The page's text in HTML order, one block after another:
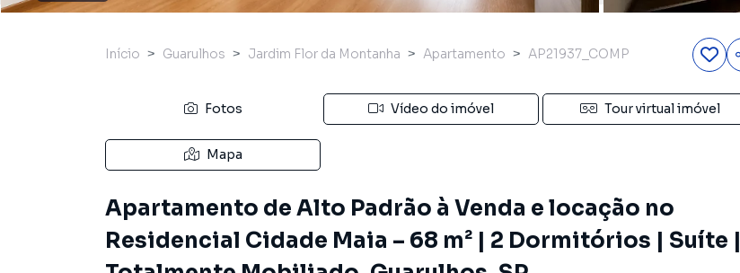
Início Guarulhos Jardim Flor da Montanha Apartamento AP21937_COMP
Fotos Vídeo do imóvel Tour virtual imóvel
Mapa
Apartamento de Alto Padrão à Venda e locação no
Residencial Cidade Maia – 68 m² | 2 Dormitórios | Suíte |